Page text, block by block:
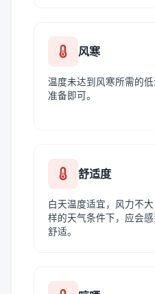
风寒
温度未达到风寒所需的
准备即可。
舒适度
白天温度适宜，风力不
样的天气条件下，应会
舒适。